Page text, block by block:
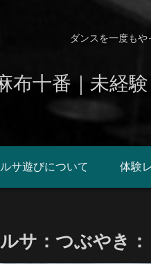
ダンスを一度も
布十番｜未経
サ遊びについて 体験
サ：つぶやき：